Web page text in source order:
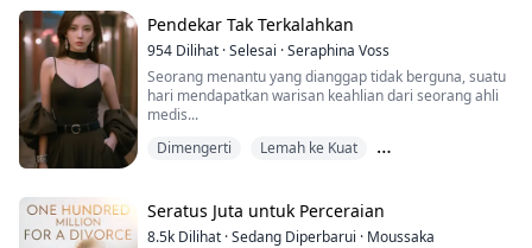
Grace berusaha untuk melupakan pertemuan singkat
mereka, Xavier t...
Pendekar Tak Terkalahkan
954 Dilihat ·Selesai ·Seraphina Voss
Seorang menantu yang dianggap tidak berguna, suatu
hari mendapatkan warisan keahlian dari seorang ahli
medis...
Dimengerti
Lemah ke Kuat
Seratus Juta untuk Perceraian
8.5k Dilihat ·Sedang Diperbarui · Moussaka